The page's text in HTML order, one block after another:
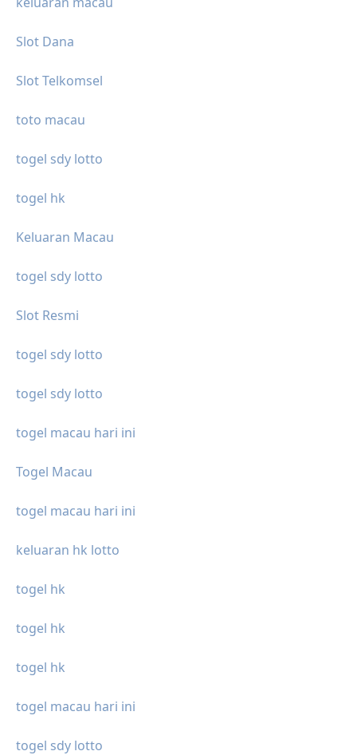
Slot Dana
Slot Telkomsel
toto macau
togel sdy lotto
togel hk
Keluaran Macau
togel sdy lotto
Slot Resmi
togel sdy lotto
togel sdy lotto
togel macau hari ini
Togel Macau
togel macau hari ini
keluaran hk lotto
togel hk
togel hk
togel hk
togel macau hari ini
togel sdy lotto